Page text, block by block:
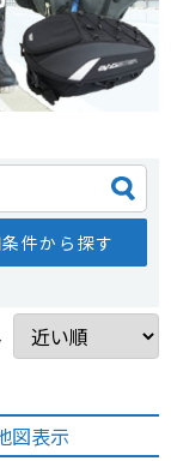
件から探す
図表示